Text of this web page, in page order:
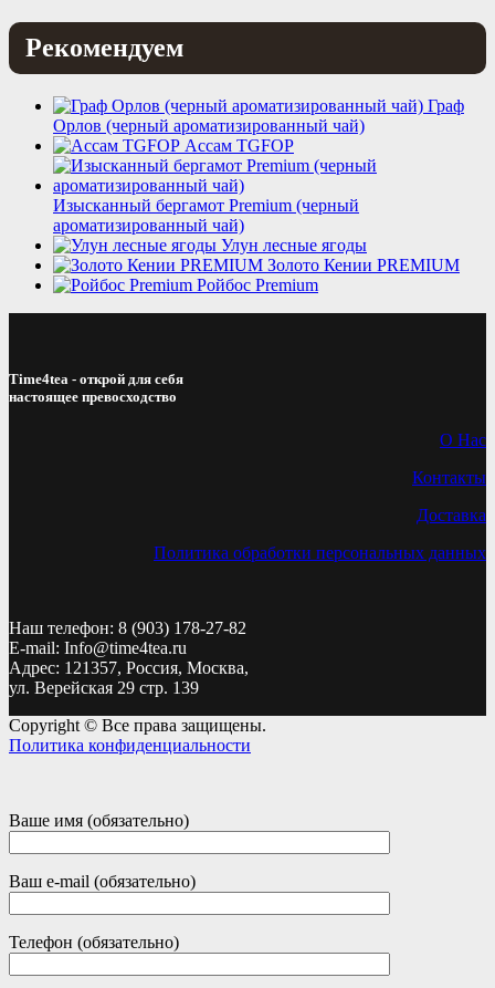
Рекомендуем
Граф
Орлов (черный ароматизированный чай)
Ассам TGFOP
Изысканный бергамот Premium (черный
ароматизированный чай)
Улун лесные ягоды
Золото Кении PREMIUM
Ройбос Premium
Time4tea - открой для себя
настоящее превосходство
О Нас
Контакты
Доставка
Политика обработки персональных данных
Наш телефон: 8 (903) 178-27-82
E-mail: Info@time4tea.ru
Адрес: 121357, Россия, Москва,
ул. Верейская 29 стр. 139
Copyright © Все права защищены.
Политика конфиденциальности
Ваше имя (обязательно)
Ваш e-mail (обязательно)
Телефон (обязательно)